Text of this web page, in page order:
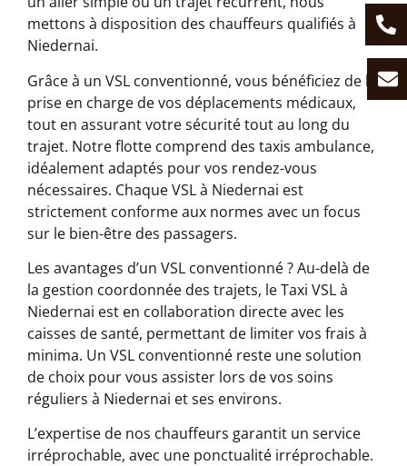
mettons à disposition des chauffeurs qualifiés à
Niedernai.
Grâce à un VSL conventionné, vous bénéficiez de la
prise en charge de vos déplacements médicaux,
tout en assurant votre sécurité tout au long du
trajet. Notre flotte comprend des taxis ambulance,
idéalement adaptés pour vos rendez-vous
nécessaires. Chaque VSL à Niedernai est
strictement conforme aux normes avec un focus
sur le bien-être des passagers.
Les avantages d’un VSL conventionné ? Au-delà de
la gestion coordonnée des trajets, le Taxi VSL à
Niedernai est en collaboration directe avec les
caisses de santé, permettant de limiter vos frais à
minima. Un VSL conventionné reste une solution
de choix pour vous assister lors de vos soins
réguliers à Niedernai et ses environs.
L’expertise de nos chauffeurs garantit un service
irréprochable, avec une ponctualité irréprochable.